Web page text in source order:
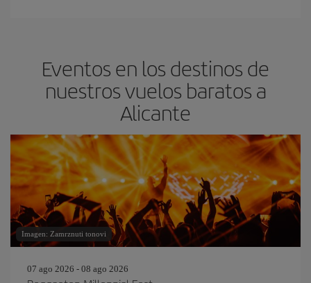
Eventos en los destinos de
nuestros vuelos baratos a
Alicante
Imagen: Zamrznuti tonovi
07 ago 2026 - 08 ago 2026